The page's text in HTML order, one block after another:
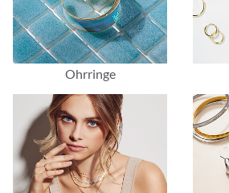
Ohrringe